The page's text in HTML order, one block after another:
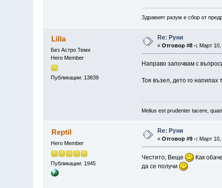
Здравият разум е сбор от
Lilla
Без Астро Теми
Hero Member
Публикации: 13839
Re: Руни
«Отговор #8 -: Март 10,
Направо започвам с
Тоя възел, дето го напипах
Melius est prudenter tacere,
Reptil
Hero Member
Публикации: 1945
Re: Руни
«Отговор #9 -: Март 10,
Честито, Веще
Как
да се получи